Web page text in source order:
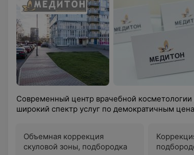
Современный центр врачебной
широкий спектр услуг по демократичным
Объемная коррекция
скуловой зоны, подбородка